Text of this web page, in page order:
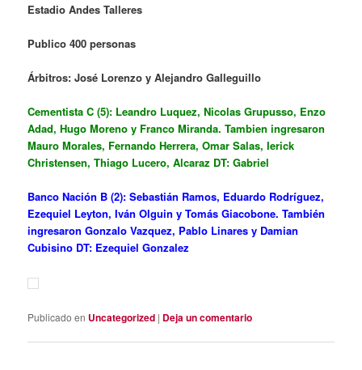
Estadio Andes Talleres
Publico 400 personas
Árbitros: José Lorenzo y Alejandro Galleguillo
Cementista C (5): Leandro Luquez, Nicolas Grupusso, Enzo
Adad, Hugo Moreno y Franco Miranda. Tambien ingresaron
Mauro Morales, Fernando Herrera, Omar Salas, Ierick
Christensen, Thiago Lucero, Alcaraz DT: Gabriel
Banco Nación B (2): Sebastián Ramos, Eduardo Rodríguez,
Ezequiel Leyton, Iván Olguin y Tomás Giacobone. También
ingresaron Gonzalo Vazquez, Pablo Linares y Damian
Cubisino DT: Ezequiel Gonzalez
Publicado en Uncategorized | Deja un comentario